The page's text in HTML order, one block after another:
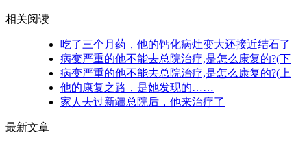
相关阅读
吃了三个月药，他的钙化病灶变大还接近结石了
病变严重的他不能去总院治疗,是怎么康复的?(下
病变严重的他不能去总院治疗,是怎么康复的?(上
他的康复之路，是她发现的……
家人去过新疆总院后，他来治疗了
最新文章